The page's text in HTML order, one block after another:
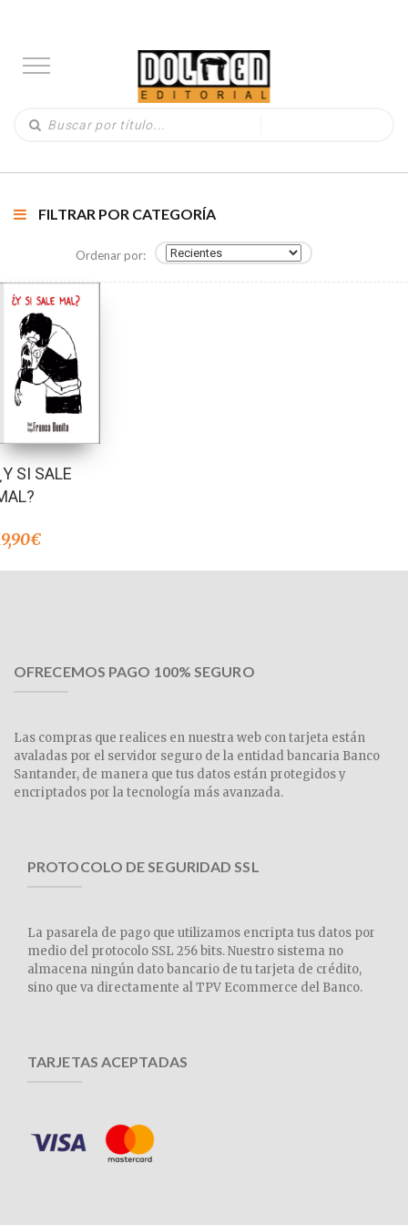
FILTRAR POR CATEGORÍA
Ordenar por:
SI SALE
€
OFRECEMOS PAGO 100% SEGURO
Las compras que realices en nuestra web con tarjeta están
avaladas por el servidor seguro de la entidad bancaria Banco
Santander, de manera que tus datos están protegidos y
encriptados por la tecnología más avanzada.
PROTOCOLO DE SEGURIDAD SSL
La pasarela de pago que utilizamos encripta tus datos por
medio del protocolo SSL 256 bits. Nuestro sistema no
almacena ningún dato bancario de tu tarjeta de crédito,
sino que va directamente al TPV Ecommerce del Banco.
TARJETAS ACEPTADAS